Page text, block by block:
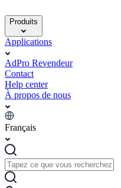
Produits
Applications
AdPro Revendeur
Contact
Help center
À propos de nous
Français